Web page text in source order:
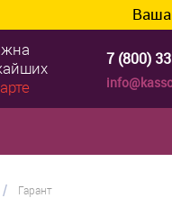
Ваша
7 (800)
/ Гарант